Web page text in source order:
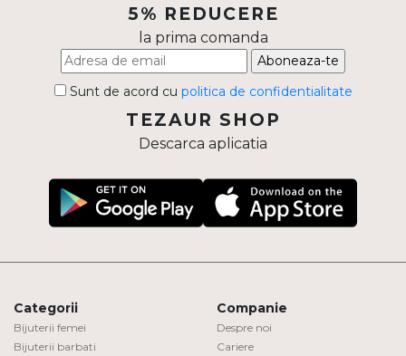
5% REDUCERE
la prima comanda
Aboneaza-te
Sunt de acord cu politica de confidentialitate
TEZAUR SHOP
Descarca aplicatia
Categorii
Bijuterii femei
Bijuterii barbati
Companie
Despre noi
Cariere